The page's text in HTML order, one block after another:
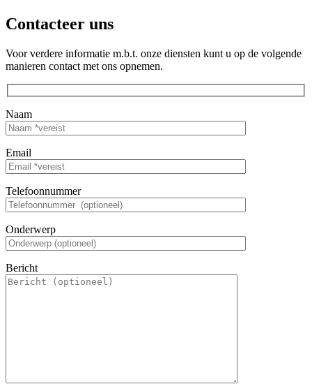
Contacteer uns
Voor verdere informatie m.b.t. onze diensten kunt u op de volgende
manieren contact met ons opnemen.
Naam
Email
Telefoonnummer
Onderwerp
Bericht